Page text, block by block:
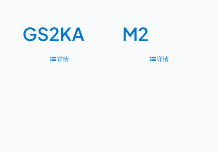
GS2KA
详情
M2
详情